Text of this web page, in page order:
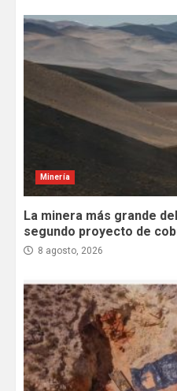
Minería
La minera más grande
segundo proyecto de
8 agosto, 2026